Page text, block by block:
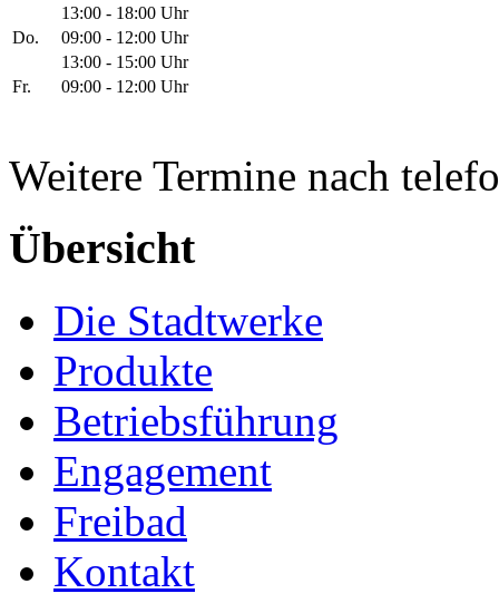
13:00 - 18:00 Uhr
Do.
09:00 - 12:00 Uhr
13:00 - 15:00 Uhr
Fr.
09:00 - 12:00 Uhr
Weitere Termine nach
Übersicht
Die Stadtwerke
Produkte
Betriebsführung
Engagement
Freibad
Kontakt